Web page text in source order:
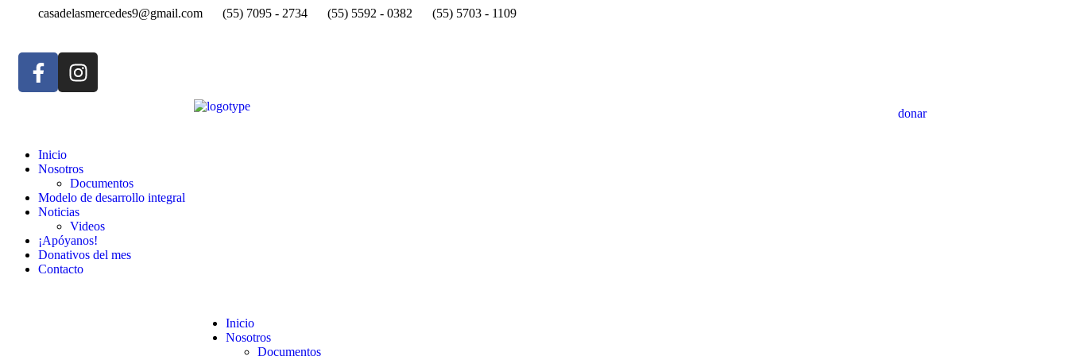
casadelasmercedes9@gmail.com (55) 7095 - 2734 (55) 5592 - 0382 (55) 5703 - 1109
donar
Inicio
Nosotros
Documentos
Modelo de desarrollo integral
Noticias
Videos
¡Apóyanos!
Donativos del mes
Contacto
Inicio
Nosotros
Documentos